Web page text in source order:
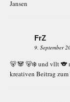
Jansen
FrZ
9. September
🐻 🐼 🐻‍❄️ und vllt 🐨
kreativen Beitrag zum